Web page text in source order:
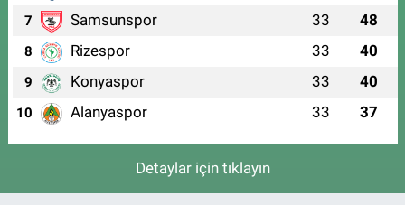
7 Samsunspor 33 48
8 Rizespor 33 40
9 Konyaspor 33 40
10 Alanyaspor 33 37
Detaylar için tıklayın